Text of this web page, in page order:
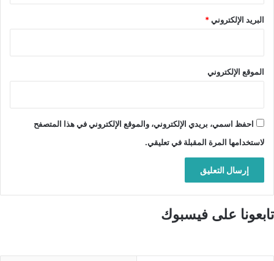
البريد الإلكتروني*
الموقع الإلكتروني
احفظ اسمي، بريدي الإلكتروني، والموقع الإلكتروني في هذا المتصفح
لاستخدامها المرة المقبلة في تعليقي.
تابعونا على فيسبوك